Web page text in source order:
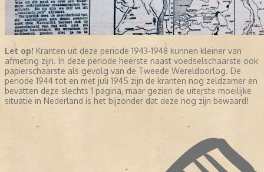
Let op! Kranten uit deze periode 1943-1948 kunnen kleiner van
afmeting zijn. In deze periode heerste naast voedselschaarste ook
papierschaarste als gevolg van de Tweede Wereldoorlog. De
periode 1944 tot en met juli 1945 zijn de kranten nog zeldzamer en
bevatten deze slechts 1 pagina, maar gezien de uiterste moeilijke
situatie in Nederland is het bijzonder dat deze nog zijn bewaard!